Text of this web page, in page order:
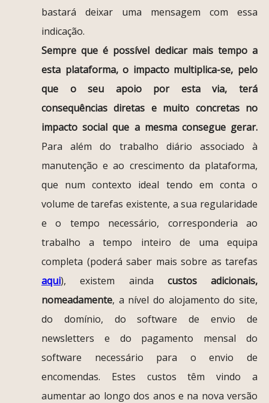
bastará deixar uma mensagem com essa
indicação.
Sempre que é possível dedicar mais tempo a
esta plataforma, o impacto multiplica-se, pelo
que o seu apoio por esta via, terá
consequências diretas e muito concretas no
impacto social que a mesma consegue gerar.
Para além do trabalho diário associado à
manutenção e ao crescimento da plataforma,
que num contexto ideal tendo em conta o
volume de tarefas existente, a sua regularidade
e o tempo necessário, corresponderia ao
trabalho a tempo inteiro de uma equipa
completa (poderá saber mais sobre as tarefas
aqui), existem ainda custos adicionais,
nomeadamente, a nível do alojamento do site,
do domínio, do software de envio de
newsletters e do pagamento mensal do
software necessário para o envio de
encomendas. Estes custos têm vindo a
aumentar ao longo dos anos e na nova versão